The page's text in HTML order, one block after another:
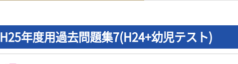
H25年度用過去問題集7(H24+幼児テスト)